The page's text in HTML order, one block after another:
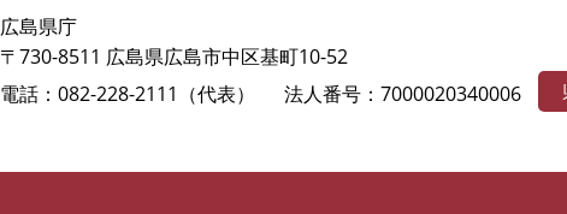
広島県庁
〒730-8511 広島県広島市中区基町10-52
電話：082-228-2111（代表）
法人番号：7000020340006